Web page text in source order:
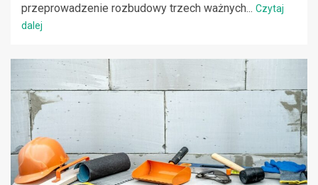
przeprowadzenie rozbudowy trzech ważnych... Czytaj
dalej